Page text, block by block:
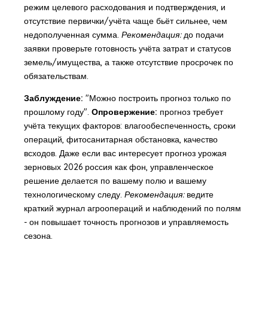
режим целевого расходования и подтверждения, и
отсутствие первички/учёта чаще бьёт сильнее, чем
недополученная сумма. Рекомендация:до подачи
заявки проверьте готовность учёта затрат и статусов
земель/имущества, а также отсутствие просрочек по
обязательствам.
Заблуждение: "Можно построить прогноз только по
прошлому году". Опровержение: прогноз требует
учёта текущих факторов: влагообеспеченность, сроки
операций, фитосанитарная обстановка, качество
всходов. Даже если вас интересует прогноз урожая
зерновых 2026 россия как фон, управленческое
решение делается по вашему полю и вашему
технологическому следу. Рекомендация:ведите
краткий журнал агроопераций и наблюдений по полям
- он повышает точность прогнозов и управляемость
сезона.